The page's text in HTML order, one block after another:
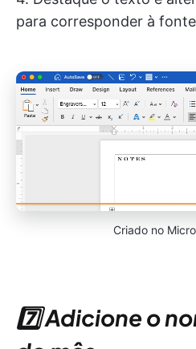
para corresponder à
Criado no
7️⃣Adicione o